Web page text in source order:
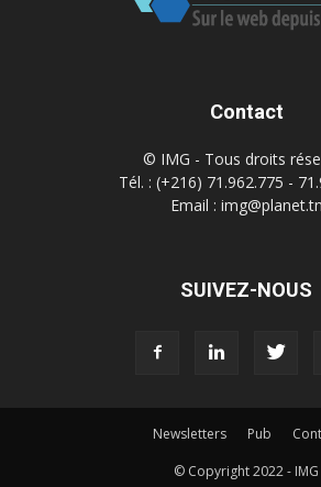
Contact
© IMG - Tous droits
Tél. : (+216) 71.962.775 -
Email : img@planet.tn
SUIVEZ-NOUS
Newsletters Pub
© Copyright 2022 - IMG